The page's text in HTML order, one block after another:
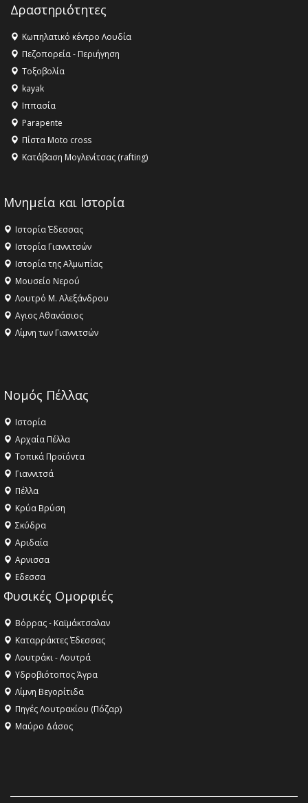
16:27 - Όλυμπος: Εντάχθηκε στον Κατάλογο Παγκόσμιας
Κληρονομιάς της UNESCO – Ομόφωνη η απόφαση Ο
Όλυμπος αναγνωρίστηκε ως φυσικό και πολιτιστικό
αγαθό εξέχουσας οικουμενικής αξίας για την
ανθρωπότητα
16:18 -
ΣΤΗΝ ΕΔΕΣΣΑ
Δραστηριότητες
Κωπηλατικό κέντρο Λουδία
Πεζοπορεία - Περιήγηση
Τοξοβολία
kayak
Ιππασία
Parapente
Πίστα Moto cross
Κατάβαση Μογλενίτσας (rafting)
Μνημεία και Ιστορία
Ιστορία Έδεσσας
Ιστορία Γιαννιτσών
Ιστορία της Αλμωπίας
Μουσείο Νερού
Λουτρό Μ. Αλεξάνδρου
Αγιος Αθανάσιος
Λίμνη των Γιαννιτσών
Νομός Πέλλας
Ιστορία
Αρχαία Πέλλα
Τοπικά Προϊόντα
Γιαννιτσά
Πέλλα
Κρύα Βρύση
Σκύδρα
Αριδαία
Aρνισσα
Eδεσσα
Φυσικές Ομορφιές
Βόρρας - Καϊμάκτσαλαν
Καταρράκτες Έδεσσας
Λουτράκι - Λουτρά
Υδροβιότοπος Άγρα
Λίμνη Βεγορίτιδα
Πηγές Λουτρακίου (Πόζαρ)
Μαύρο Δάσος